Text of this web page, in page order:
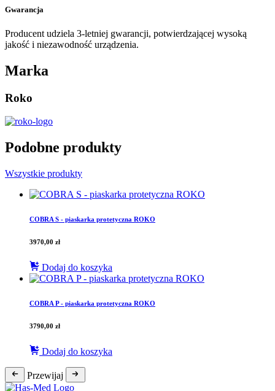
Gwarancja
Producent udziela 3-letniej gwarancji, potwierdzającej wysoką
jakość i niezawodność urządzenia.
Marka
Roko
Podobne produkty
Wszystkie produkty
COBRA S - piaskarka protetyczna ROKO
3970,00 zł
Dodaj do koszyka
COBRA P - piaskarka protetyczna ROKO
3790,00 zł
Dodaj do koszyka
Przewijaj